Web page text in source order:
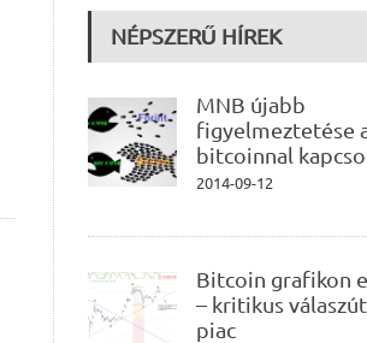
NÉPSZERŰ HÍREK
MNB újabb
figyelmeztetése
bitcoinnal
2014-09-12
Bitcoin grafikon
– kritikus
piac